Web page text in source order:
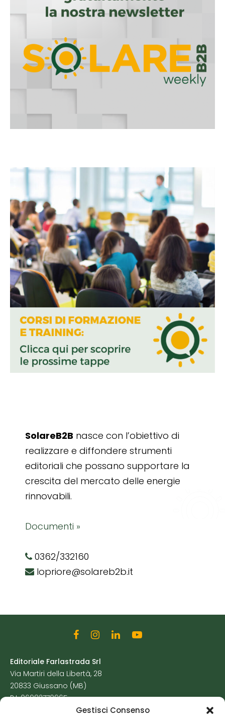
Gestisci Consenso
SolareB2B nasce con l’obiettivo di
realizzare e diffondere strumenti
editoriali che possano supportare la
crescita del mercato delle energie
rinnovabili.
Documenti »
0362/332160
lopriore@solareb2b.it
Editoriale Farlastrada Srl
Via Martiri della Libertà, 28
20833 Giussano (MB)
P.I. 06982770965